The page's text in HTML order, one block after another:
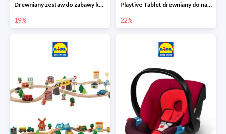
Drewniany zestaw do zabawy kolejką - farma i wiadukt
19%
Playtive Tablet drewniany do nauki, interaktywny
22%